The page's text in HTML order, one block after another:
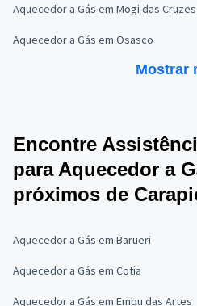
Aquecedor a Gás em Mogi das Cruzes
Aquecedor a Gás em Osasco
Mostrar
Encontre
para Aquecedor a
próximos de
Aquecedor a Gás em Barueri
Aquecedor a Gás em Cotia
Aquecedor a Gás em Embu das Artes